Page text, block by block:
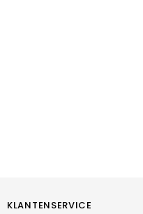
KLANTENSERVICE